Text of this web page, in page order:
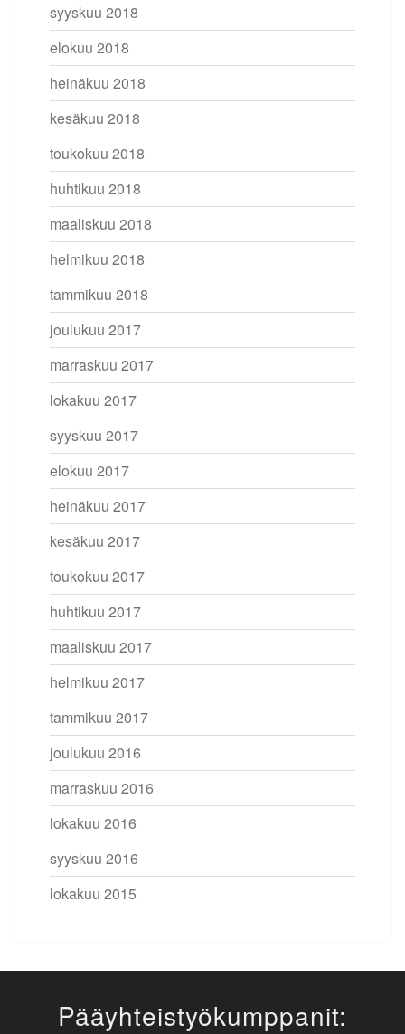
syyskuu 2018
elokuu 2018
heinäkuu 2018
kesäkuu 2018
toukokuu 2018
huhtikuu 2018
maaliskuu 2018
helmikuu 2018
tammikuu 2018
joulukuu 2017
marraskuu 2017
lokakuu 2017
syyskuu 2017
elokuu 2017
heinäkuu 2017
kesäkuu 2017
toukokuu 2017
huhtikuu 2017
maaliskuu 2017
helmikuu 2017
tammikuu 2017
joulukuu 2016
marraskuu 2016
lokakuu 2016
syyskuu 2016
lokakuu 2015
Pääyhteistyökumppanit: